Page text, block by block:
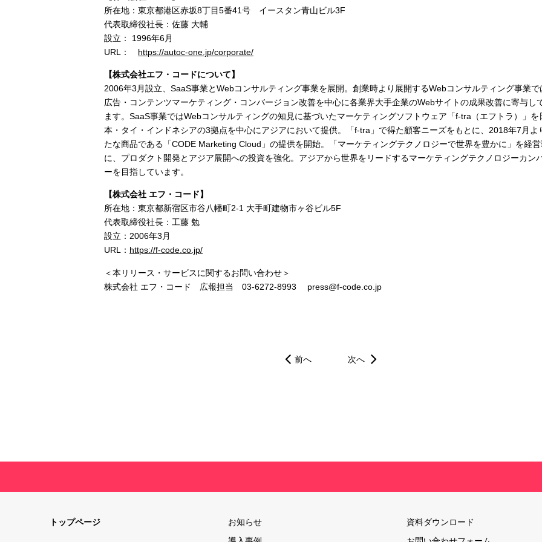
所在地：東京都港区赤坂8丁目5番41号 イースタン青山ビル3F
代表取締役社長：佐藤 大輔
設立： 1996年6月
URL： https://autoc-one.jp/corporate/
【株式会社エフ・コードについて】
2006年3月設立、SaaS事業とWebコンサルティング事業を展開。創業時より展開するWebコンサルティング事業で
広告・コンテンツマーケティング・コンバージョン改善を中心に各業界大手企業のWebサイトの成果改善に寄与し
ます。SaaS事業ではWebコンサルティングの知見に基づいたマーケティングソフトウェア「f-tra（エフトラ）」を
本・タイ・インドネシアの3拠点を中心にアジアにおいて提供。「f-tra」で得た顧客ニーズをもとに、2018年7月よ
たな商品である「CODE Marketing Cloud」の提供を開始。「マーケティングテクノロジーで世界を豊かに」を経
に、プロダクト開発とアジア展開への投資を強化。アジアから世界をリードするマーケティングテクノロジーカン
ーを目指しています。
【株式会社 エフ・コード】
所在地：東京都新宿区市谷八幡町2-1 大手町建物市ヶ谷ビル5F
代表取締役社長：工藤 勉
設立：2006年3月
URL： https://f-code.co.jp/
＜本リリース・サービスに関するお問い合わせ＞
株式会社 エフ・コード 広報担当 03-6272-8993 press@f-code.co.jp
前へ 次へ
トップページ
お知らせ
資料ダウンロード